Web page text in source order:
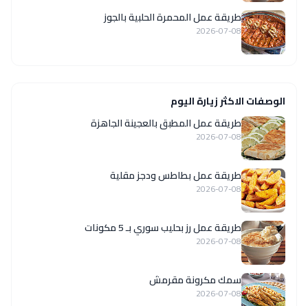
طريقة عمل المحمرة الحلبية بالجوز
2026-07-08
الوصفات الاكثر زيارة اليوم
طريقة عمل المطبق بالعجينة الجاهزة
2026-07-08
طريقة عمل بطاطس ودجز مقلية
2026-07-08
طريقة عمل رز بحليب سوري بـ 5 مكونات
2026-07-08
سمك مكرونة مقرمش
2026-07-08